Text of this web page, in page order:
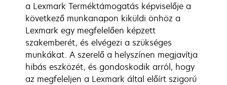
a Lexmark Terméktámogatás képviselője a
következő munkanapon kiküldi önhöz a
Lexmark egy megfelelően képzett
szakemberét, és elvégezi a szükséges
munkákat. A szerelő a helyszínen megjavítja
hibás eszközét, és gondoskodik arról, hogy
az megfeleljen a Lexmark által előírt szigorú